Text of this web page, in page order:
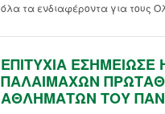
όλα τα ενδιαφέροντα για τους
ΕΠΙΤΥΧΙΑ
ΠΑΛΑΙΜΑΧΩΝ
ΑΘΛΗΜΑΤΩΝ ΤΟΥ